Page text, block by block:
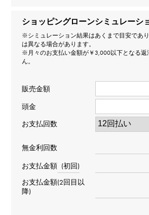
モデル名
アルファ
型番
Y.ALPHA.12.6.S.M
タイプ
男女兼用
種類
＞アルファベット × ペン
イニシャル＞イニシャル × ペンヘッド
ショッピングローンシミュレーシ
※シミュレーション結果はあくまで目安であ
は異なる場合があります。
※月々のお支払い金額が￥3,000以下となる返
ん。
販売金額
頭金
お支払回数
無金利回数
お支払金額 (初回)
お支払金額(2回目以
降)